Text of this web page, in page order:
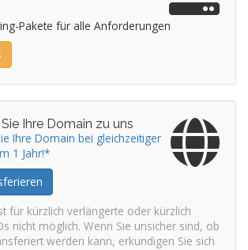
Pakete für alle Anforderungen
Ihre Domain zu uns
Ihre Domain bei gleichzeitiger
1 Jahr!*
für kürzlich verlängerte oder kürzlich
nicht möglich. Wenn Sie unsicher sind, ob
werden kann, erkundigen Sie sich